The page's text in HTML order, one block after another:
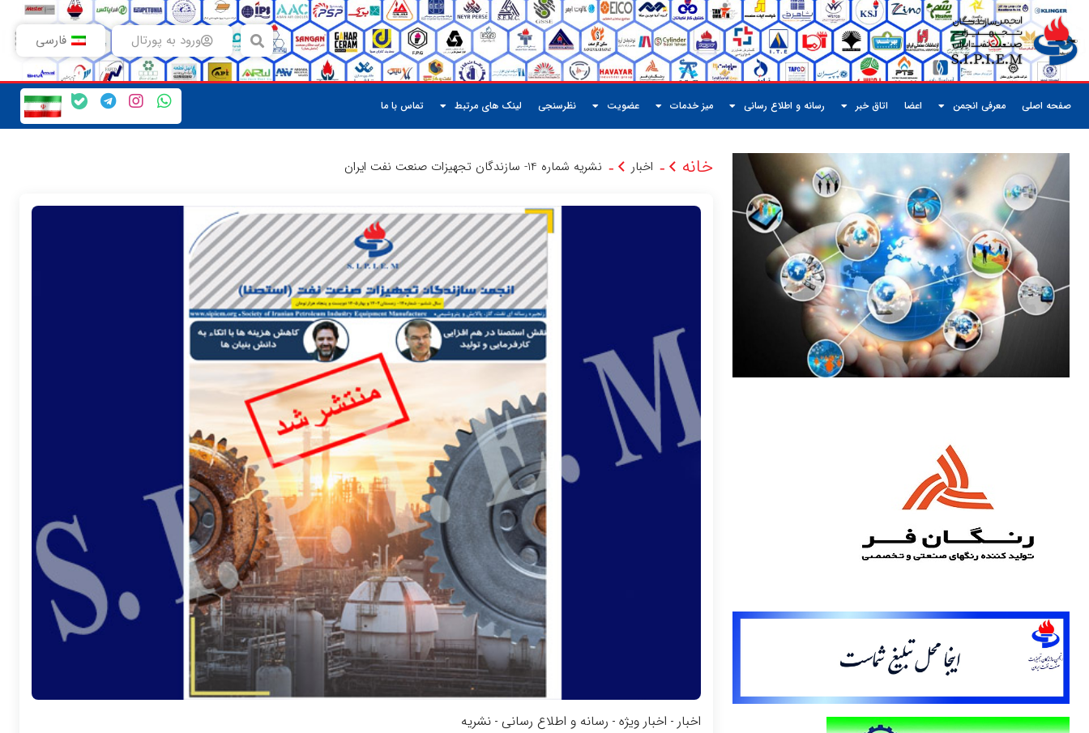
ورود به پورتال فارسی
صفحه اصلی معرفی انجمن اعضا اتاق خبر رسانه و اطلاع رسانی میز خدمات عضویت نظرسنجی لینک های مرتبط تماس با ما
خانه - اخبار - نشریه شماره 14- سازندگان تجهیزات صنعت نفت ایران
اخبار - اخبار ویژه - رسانه و اطلاع رسانی - نشریه